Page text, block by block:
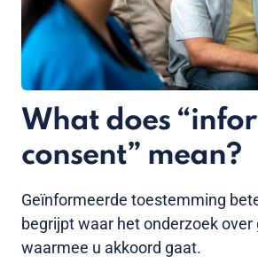
What does
consent” mean?
Geïnformeerde toestemming
begrijpt waar het onderzoek over
waarmee u akkoord gaat.